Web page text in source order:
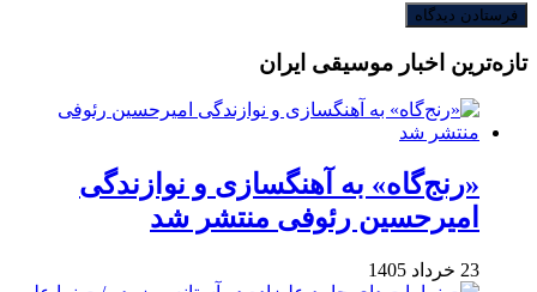
تازه‌ترین اخبار موسیقی ایران
«رنج‌گاه» به آهنگسازی و نوازندگی
امیرحسین رئوفی منتشر شد
23 خرداد 1405